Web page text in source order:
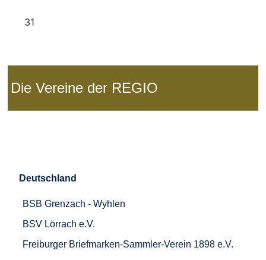
Die Vereine der REGIO
Deutschland
BSB Grenzach - Wyhlen
BSV Lörrach e.V.
Freiburger Briefmarken-Sammler-Verein 1898 e.V.